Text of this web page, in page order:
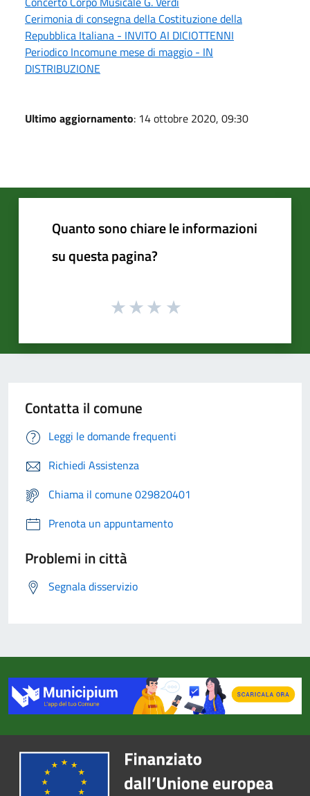
Cerimonia di consegna della Costituzione della
Repubblica Italiana - INVITO AI DICIOTTENNI
Periodico Incomune mese di maggio - IN
DISTRIBUZIONE
Ultimo aggiornamento: 14 ottobre 2020, 09:30
Quanto sono chiare le informazioni
su questa pagina?
Contatta il comune
Leggi le domande frequenti
Richiedi Assistenza
Chiama il comune 029820401
Prenota un appuntamento
Problemi in città
Segnala disservizio